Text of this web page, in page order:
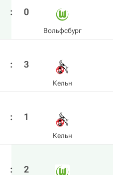
: 0
Вольфсбург
: 3
Кельн
: 1
Кельн
: 2